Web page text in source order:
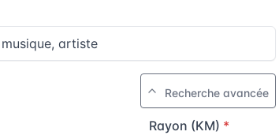
Recherche avancée
Rayon (KM)